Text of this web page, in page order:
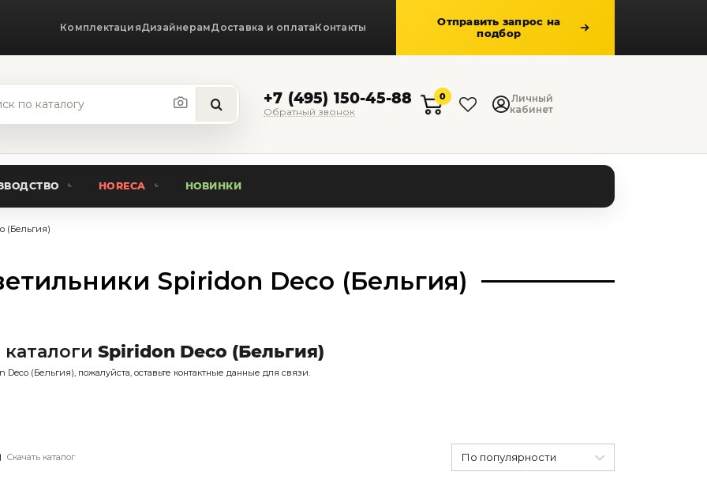
КомплектацияДизайнерамДоставка и оплатаКонтакты
Отправить запрос на
подбор
+7 (495) 150-45-88
Обратный звонок
0
Личный
кабинет
HORECA НОВИНКИ
(Бельгия)
Spiridon Deco (Бельгия)
Spiridon Deco (Бельгия)
(Бельгия), пожалуйста, оставьте контактные данные для связи.
Скачать каталог По популярности